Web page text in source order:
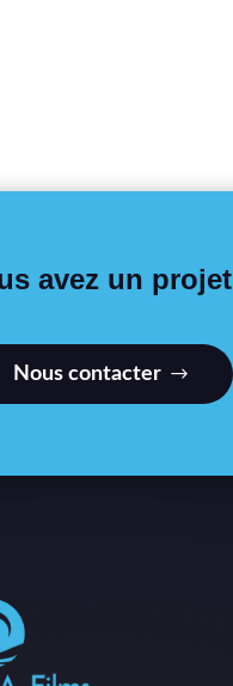
avez un projet
Nous contacter